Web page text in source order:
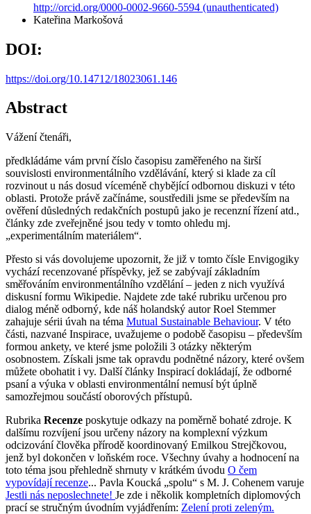
http://orcid.org/0000-0002-9660-5594 (unauthenticated)
Kateřina Markošová
DOI:
https://doi.org/10.14712/18023061.146
Abstract
Vážení čtenáři,
předkládáme vám první číslo časopisu zaměřeného na širší
souvislosti environmentálního vzdělávání, který si klade za cíl
rozvinout u nás dosud víceméně chybějící odbornou diskuzi v této
oblasti. Protože právě začínáme, soustředili jsme se především na
ověření důsledných redakčních postupů jako je recenzní řízení atd.,
články zde zveřejněné jsou tedy v tomto ohledu mj.
„experimentálním materiálem“.
Přesto si vás dovolujeme upozornit, že již v tomto čísle Envigogiky
vychází recenzované příspěvky, jež se zabývají základním
směřováním environmentálního vzdělání – jeden z nich využívá
diskusní formu Wikipedie. Najdete zde také rubriku určenou pro
dialog méně odborný, kde náš holandský autor Roel Stemmer
zahajuje sérii úvah na téma Mutual Sustainable Behaviour. V této
části, nazvané Inspirace, uvažujeme o podobě časopisu – především
formou ankety, ve které jsme položili 3 otázky některým
osobnostem. Získali jsme tak opravdu podnětné názory, které ovšem
můžete obohatit i vy. Další články Inspirací dokládají, že odborné
psaní a výuka v oblasti environmentální nemusí být úplně
samozřejmou součástí oborových přístupů.
Rubrika Recenze poskytuje odkazy na poměrně bohaté zdroje. K
dalšímu rozvíjení jsou určeny názory na komplexní výzkum
odcizování člověka přírodě koordinovaný Emilkou Strejčkovou,
jenž byl dokončen v loňském roce. Všechny úvahy a hodnocení na
toto téma jsou přehledně shrnuty v krátkém úvodu O čem
vypovídají recenze... Pavla Koucká „spolu“ s M. J. Cohenem varuje
Jestli nás neposlechnete! Je zde i několik kompletních diplomových
prací se stručným úvodním vyjádřením: Zelení proti zeleným.